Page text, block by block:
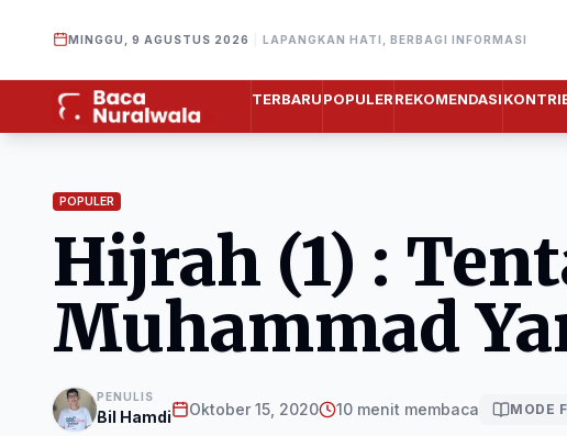
MINGGU, 9 AGUSTUS 2026 LAPANGKAN HATI, BERBAGI INFORMASI
TERBARUPOPULERREKOMENDASI
POPULER
Hijrah (1) :
Muhammad
PENULIS
Bil Hamdi Oktober 15, 2020 10 menit membaca MODE